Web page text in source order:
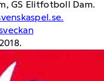
GS Elitfotboll Dam.